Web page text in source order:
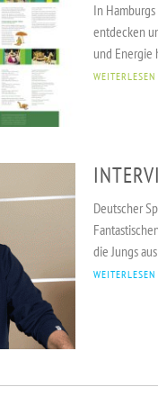
In
entdecken
und Energie
WEITERLESEN
Deutscher
die Jungs
WEITERLESEN